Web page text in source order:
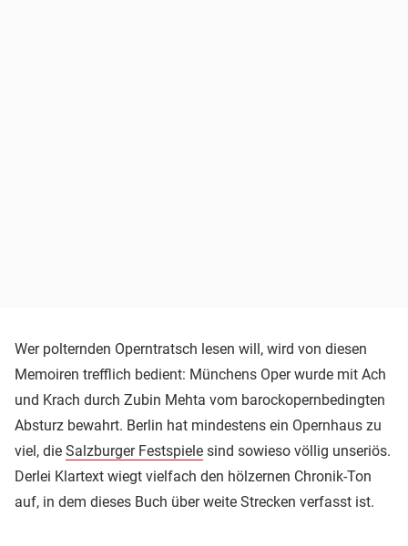
Wer polternden Operntratsch lesen will, wird von diesen
Memoiren trefflich bedient: Münchens Oper wurde mit Ach
und Krach durch Zubin Mehta vom barockopernbedingten
Absturz bewahrt. Berlin hat mindestens ein Opernhaus zu
viel, die Salzburger Festspiele sind sowieso völlig unseriös.
Derlei Klartext wiegt vielfach den hölzernen Chronik-Ton
auf, in dem dieses Buch über weite Strecken verfasst ist.